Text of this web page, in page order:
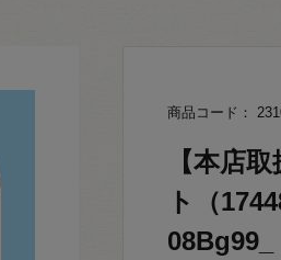
商品コード：
【本店
ト（
08Bg99_